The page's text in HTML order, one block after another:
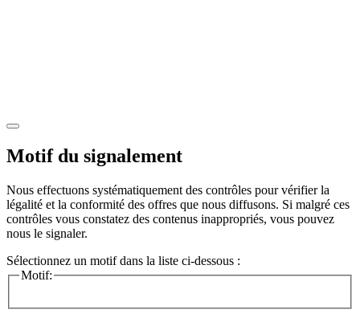
Motif du signalement
Nous effectuons systématiquement des contrôles pour vérifier la
légalité et la conformité des offres que nous diffusons. Si malgré ces
contrôles vous constatez des contenus inappropriés, vous pouvez
nous le signaler.
Sélectionnez un motif dans la liste ci-dessous :
Motif: